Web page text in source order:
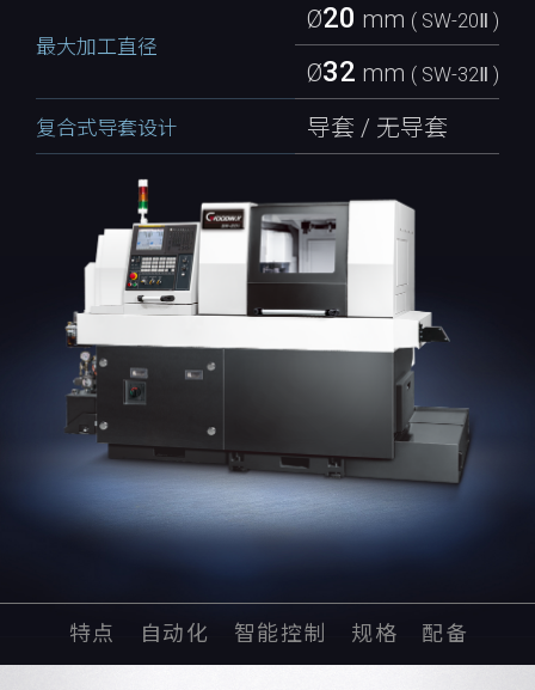
最大加工直径
Ø20 mm ( SW-20Ⅱ )
Ø32 mm ( SW-32Ⅱ )
复合式导套设计 导套 / 无导套
特点 自动化 智能控制 规格 配备